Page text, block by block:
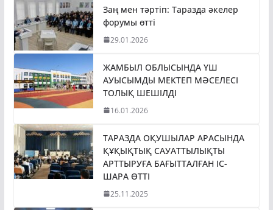
Заң мен тәртіп: Таразда әкелер
форумы өтті
29.01.2026
ЖАМБЫЛ ОБЛЫСЫНДА ҮШ
АУЫСЫМДЫ МЕКТЕП МӘСЕЛЕСІ
ТОЛЫҚ ШЕШІЛДІ
16.01.2026
ТАРАЗДА ОҚУШЫЛАР АРАСЫНДА
ҚҰҚЫҚТЫҚ САУАТТЫЛЫҚТЫ
АРТТЫРУҒА БАҒЫТТАЛҒАН ІС-
ШАРА ӨТТІ
25.11.2025